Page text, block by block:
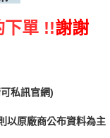
下單 !!謝謝
私訊官網)
以原廠商公布資料為主